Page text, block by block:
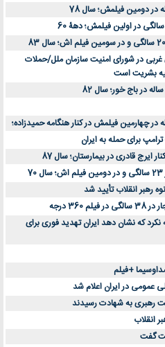
غربی در شورای امنیت سازمان ملل/حملات
بشریت است
برای حمله به ایران
ایرج قادری در بیمارستان؛ سال 87
رهبر انقلاب تأیید شد
درجه
نکرد که نشان دهد ایران تهدید فوری برای
+فیلم
رهبری به شهادت رسیدند
انقلاب
گفت